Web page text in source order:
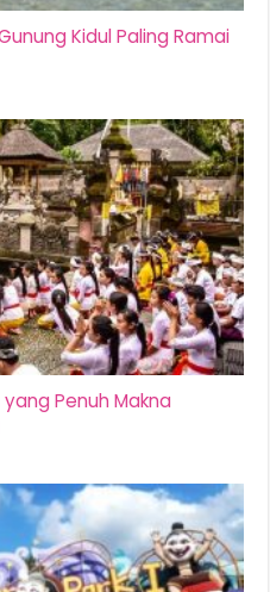
Kidul Paling Ramai
yang Penuh Makna